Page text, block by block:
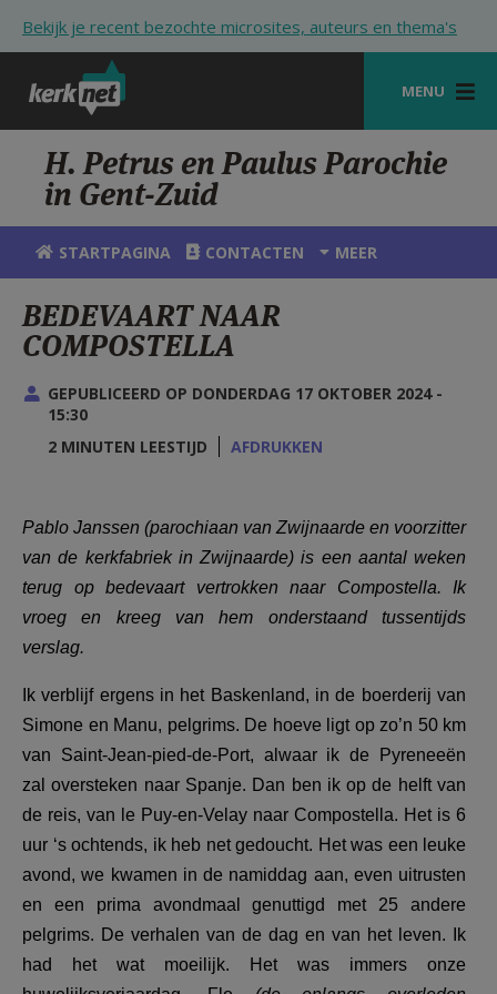
Bekijk je recent bezochte microsites, auteurs en thema's
MENU
STARTPAGINA
KERK
VIERINGEN
ZOEKEN
HULP
STARTPAGINA PORTAAL
AANMELDEN OF REGISTREREN
H. Petrus en Paulus Parochie
in Gent-Zuid
STARTPAGINA CONTACTEN MEER
BEDEVAART NAAR
COMPOSTELLA
GEPUBLICEERD OP DONDERDAG 17 OKTOBER 2024 -
15:30
2 MINUTEN LEESTIJD
AFDRUKKEN
Pablo Janssen (parochiaan van Zwijnaarde en voorzitter
van de kerkfabriek in Zwijnaarde) is een aantal weken
terug op bedevaart vertrokken naar Compostella. Ik
vroeg en kreeg van hem onderstaand tussentijds
verslag.
Ik verblijf ergens in het Baskenland, in de boerderij van
Simone en Manu, pelgrims. De hoeve ligt op zo’n 50 km
van Saint-Jean-pied-de-Port, alwaar ik de Pyreneeën
zal oversteken naar Spanje. Dan ben ik op de helft van
de reis, van le Puy-en-Velay naar Compostella. Het is 6
uur ‘s ochtends, ik heb net gedoucht. Het was een leuke
avond, we kwamen in de namiddag aan, even uitrusten
en een prima avondmaal genuttigd met 25 andere
pelgrims. De verhalen van de dag en van het leven. Ik
had het wat moeilijk. Het was immers onze